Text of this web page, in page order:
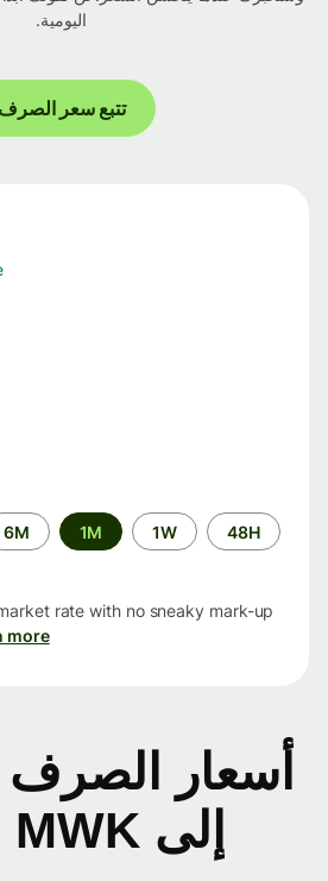
اليومية.
تتبع سعر الصرف
الفترة
الزمنية
48H
1W
1M
6M
market rate with no sneaky mark-up
more
إلى MWK اليوم